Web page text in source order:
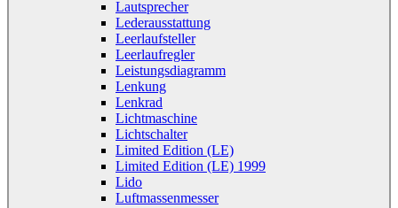
Lautsprecher
Lederausstattung
Leerlaufsteller
Leerlaufregler
Leistungsdiagramm
Lenkung
Lenkrad
Lichtmaschine
Lichtschalter
Limited Edition (LE)
Limited Edition (LE) 1999
Lido
Luftmassenmesser